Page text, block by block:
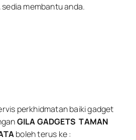
sedia membantu anda.
perkhidmatan baiki gadget
GILA GADGETS TAMAN
boleh terus ke :